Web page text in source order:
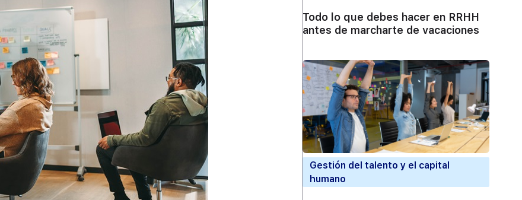
Todo lo que debes hacer en RRHH
antes de marcharte de vacaciones
Gestión del talento y el capital
humano